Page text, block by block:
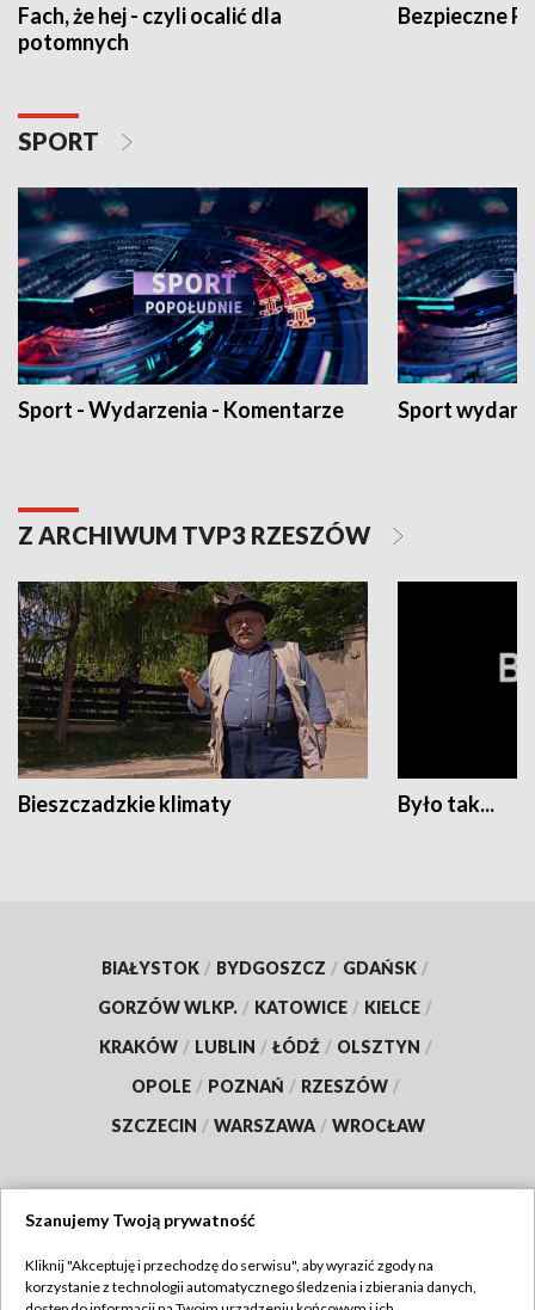
Fach, że hej - czyli ocalić dla
potomnych
Bezpieczne
SPORT
Sport - Wydarzenia - Komentarze Sport
Z ARCHIWUM TVP3 RZESZÓW
Bieszczadzkie klimaty Było tak...
BIAŁYSTOK / BYDGOSZCZ / GDAŃSK /
GORZÓW WLKP. / KATOWICE / KIELCE /
KRAKÓW / LUBLIN / ŁÓDŹ / OLSZTYN /
OPOLE / POZNAŃ / RZESZÓW /
SZCZECIN / WARSZAWA / WROCŁAW
TVP
Szanujemy Twoją prywatność
Kliknij "Akceptuję i przechodzę do serwisu", aby wyrazić zgody na
korzystanie z technologii automatycznego śledzenia i zbierania danych,